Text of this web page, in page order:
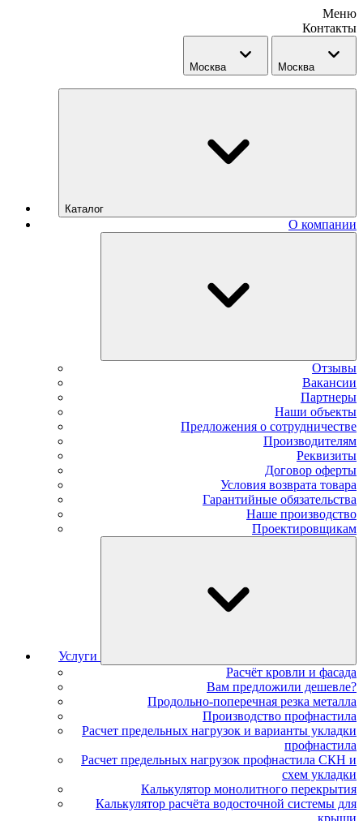
Меню
Контакты
Москва Москва
Каталог
О компании
Отзывы
Вакансии
Партнеры
Наши объекты
Предложения о сотрудничестве
Производителям
Реквизиты
Договор оферты
Условия возврата товара
Гарантийные обязательства
Наше производство
Проектировщикам
Услуги
Расчёт кровли и фасада
Вам предложили дешевле?
Продольно-поперечная резка металла
Производство профнастила
Расчет предельных нагрузок и варианты укладки
профнастила
Расчет предельных нагрузок профнастила СКН и
схем укладки
Калькулятор монолитного перекрытия
Калькулятор расчёта водосточной системы для
крыши